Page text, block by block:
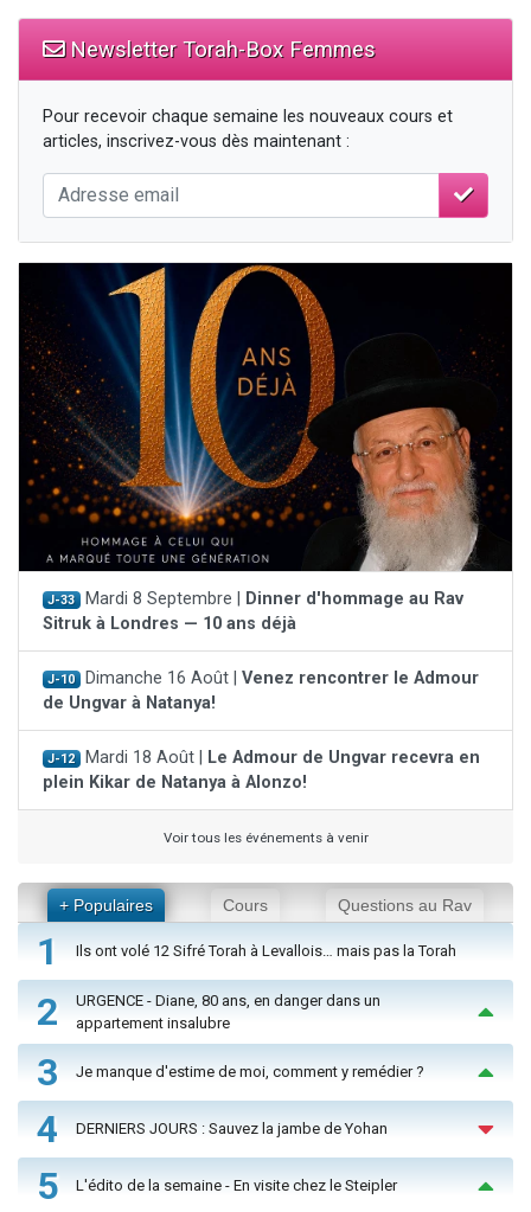
Newsletter Torah-Box Femmes
Pour recevoir chaque semaine les nouveaux cours et
articles, inscrivez-vous dès maintenant :
J-33 Mardi 8 Septembre |
Dinner d'hommage au Rav
Sitruk à Londres — 10 ans déjà
J-10 Dimanche 16 Août | Venez rencontrer le Admour
de Ungvar à Natanya!
J-12 Mardi 18 Août |
Le Admour de Ungvar recevra en
plein Kikar de Natanya à Alonzo!
Voir tous les événements à venir
+ Populaires Cours Questions au Rav
1 Ils ont volé 12 Sifré Torah à Levallois… mais pas la Torah
2
URGENCE - Diane, 80 ans, en danger dans un
appartement insalubre
3 Je manque d'estime de moi, comment y remédier ?
4 DERNIERS JOURS : Sauvez la jambe de Yohan
5 L'édito de la semaine - En visite chez le Steipler